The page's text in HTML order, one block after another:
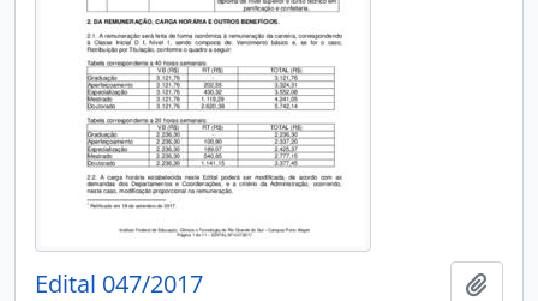
Edital 047/2017